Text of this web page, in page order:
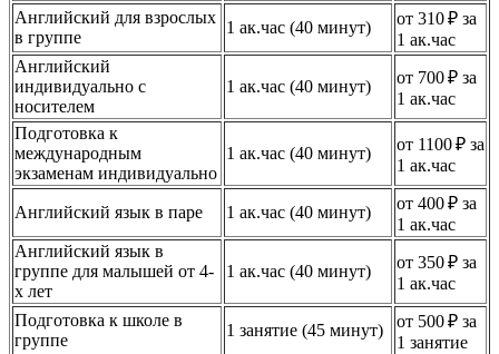
Английский для взрослых
в группе
1 ак.час (40 минут)
от 310 ₽ за
1 ак.час
Английский
индивидуально с
носителем
1 ак.час (40 минут)
от 700 ₽ за
1 ак.час
Подготовка к
международным
экзаменам индивидуально
1 ак.час (40 минут)
от 1100 ₽ за
1 ак.час
Английский язык в паре 1 ак.час (40 минут)
от 400 ₽ за
1 ак.час
Английский язык в
группе для малышей от 4-
х лет
1 ак.час (40 минут)
от 350 ₽ за
1 ак.час
Подготовка к школе в
группе
1 занятие (45 минут)
от 500 ₽ за
1 занятие